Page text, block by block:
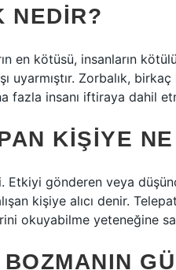
NEDIR?
en kötüsü, insanların
uyarmıştır. Zorbalık,
fazla insanı iftiraya dahil
KIŞIYE
Etkiyi gönderen veya
kişiye alıcı denir.
okuyabilme yeteneğine